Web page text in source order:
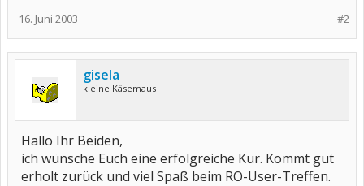
#2
16. Juni 2003
gisela
kleine Käsemaus
Hallo Ihr Beiden,
ich wünsche Euch eine erfolgreiche Kur. Kommt gut
erholt zurück und viel Spaß beim RO-User-Treffen.